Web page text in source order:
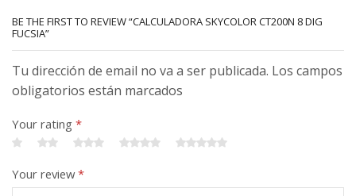
BE THE FIRST TO REVIEW “CALCULADORA SKYCOLOR CT200N 8 DIG
FUCSIA”
Tu dirección de email no va a ser publicada. Los campos
obligatorios están marcados
Your rating *
Your review*